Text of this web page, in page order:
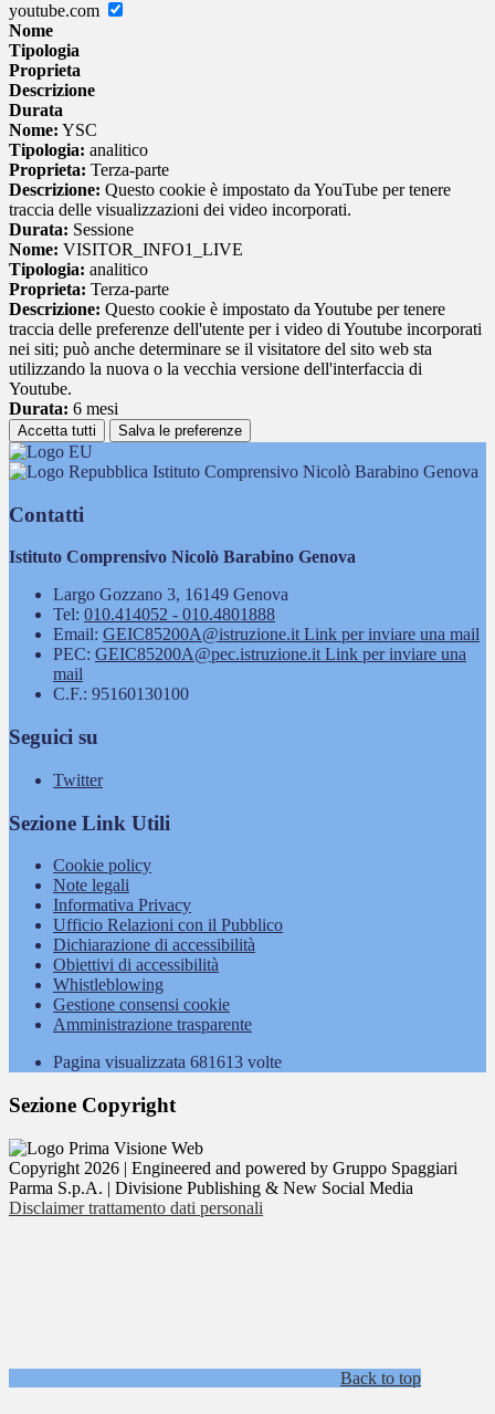
youtube.com
Nome
Tipologia
Proprieta
Descrizione
Durata
Nome: YSC
Tipologia: analitico
Proprieta: Terza-parte
Descrizione: Questo cookie è impostato da YouTube per tenere
traccia delle visualizzazioni dei video incorporati.
Durata: Sessione
Nome: VISITOR_INFO1_LIVE
Tipologia: analitico
Proprieta: Terza-parte
Descrizione: Questo cookie è impostato da Youtube per tenere
traccia delle preferenze dell'utente per i video di Youtube incorporati
nei siti; può anche determinare se il visitatore del sito web sta
utilizzando la nuova o la vecchia versione dell'interfaccia di
Youtube.
Durata: 6 mesi
Accetta tutti Salva le preferenze
Istituto Comprensivo Nicolò Barabino Genova
Contatti
Istituto Comprensivo Nicolò Barabino Genova
Largo Gozzano 3, 16149 Genova
Tel: 010.414052 - 010.4801888
Email: GEIC85200A@istruzione.itLink per inviare una mail
PEC: GEIC85200A@pec.istruzione.itLink per inviare una
mail
C.F.: 95160130100
Seguici su
Twitter
Sezione Link Utili
Cookie policy
Note legali
Informativa Privacy
Ufficio Relazioni con il Pubblico
Dichiarazione di accessibilità
Obiettivi di accessibilità
Whistleblowing
Gestione consensi cookie
Amministrazione trasparente
Pagina visualizzata 681613 volte
Sezione Copyright
Copyright 2026 | Engineered and powered by Gruppo Spaggiari
Parma S.p.A. | Divisione Publishing & New Social Media
Disclaimer trattamento dati personali
Back to top